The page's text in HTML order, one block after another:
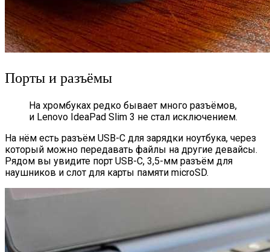
Порты и разъёмы
На хромбуках редко бывает много разъёмов,
и Lenovo IdeaPad Slim 3 не стал исключением.
На нём есть разъём USB-C для зарядки ноутбука, через
который можно передавать файлы на другие девайсы.
Рядом вы увидите порт USB-C, 3,5-мм разъём для
наушников и слот для карты памяти microSD.